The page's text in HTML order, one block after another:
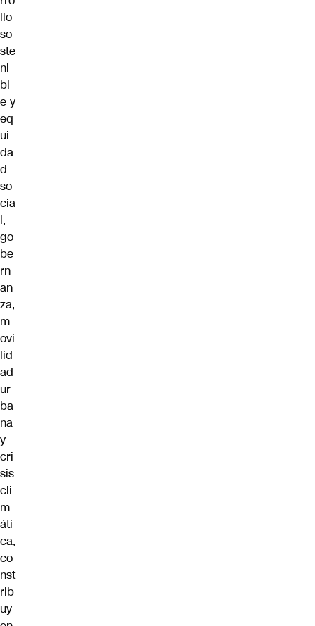
llo
so
ste
ni
bl
e y
eq
ui
da
d
so
cia
l,
go
be
rn
an
za,
m
ovi
lid
ad
ur
ba
na
y
cri
sis
cli
m
áti
ca,
co
nst
rib
uy